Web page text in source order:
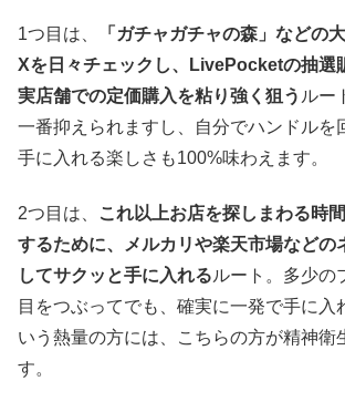
1つ目は、
「ガチャガチャの森」などの
Xを日々チェックし、LivePocketの抽選
実店舗での定価購入を粘り強く狙う ルー
一番抑えられますし、自分でハンドルを
手に入れる楽しさも100%味わえます。
2つ目は、
これ以上お店を探しまわる時
するために、メルカリや楽天市場などの
してサクッと手に入れるルート。多少の
目をつぶってでも、確実に一発で手に入
いう熱量の方には、こちらの方が精神衛
す。